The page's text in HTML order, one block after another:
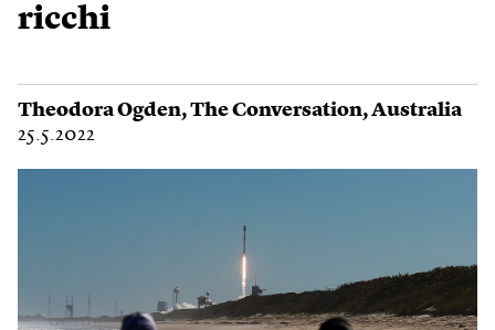
ricchi
Theodora Ogden,The Conversation,Australia
25.5.2022